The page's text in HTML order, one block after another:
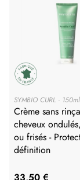
SYMBIO CURL 150ml
Crème sans
cheveux
ou frisés -
définition
33,50 €